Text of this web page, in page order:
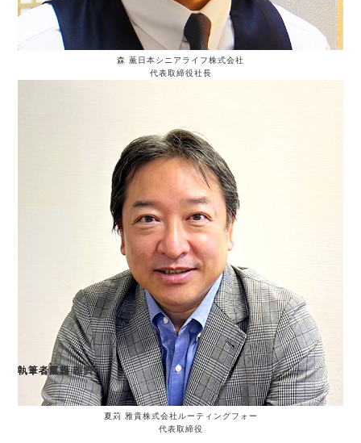
執筆者広報
執筆者広報
執筆者広報
執筆者夏苅 雅貴
執筆者夏苅 雅貴
執筆者オカモト
森 薫 日本シニアライフ株式会社
代表取締役社長
夏苅 雅貴株式会社ルーティングフォー
代表取締役